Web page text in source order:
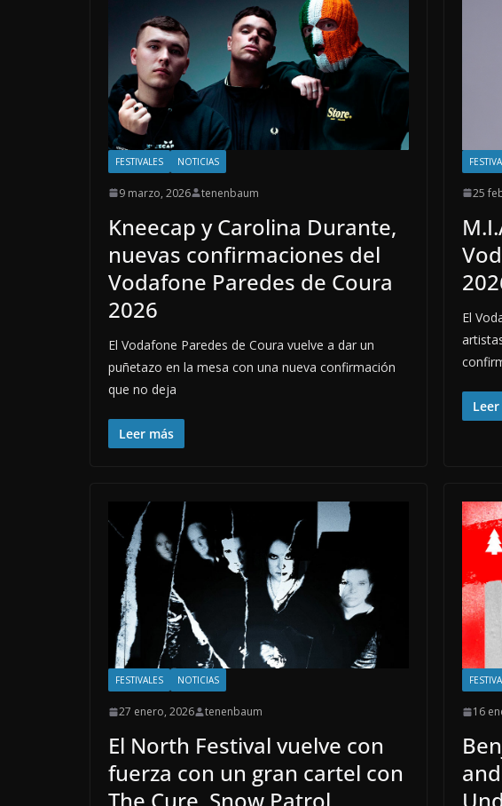
FESTIVALES NOTICIAS
9 marzo, 2026 tenenbaum
Kneecap y Carolina Durante,
nuevas confirmaciones del
Vodafone Paredes de Coura
2026
El Vodafone Paredes de Coura vuelve a dar un
puñetazo en la mesa con una nueva confirmación
que no deja
Leer más
25
El
FESTIVALES NOTICIAS
27 enero, 2026 tenenbaum
El North Festival vuelve con
fuerza con un gran cartel con
16